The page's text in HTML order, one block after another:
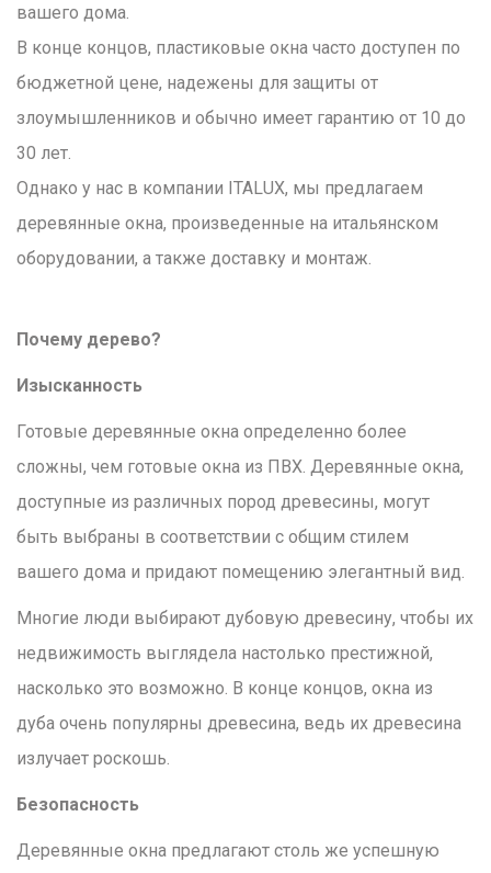
вашего дома.
В конце концов, пластиковые окна часто доступен по
бюджетной цене, надежены для защиты от
злоумышленников и обычно имеет гарантию от 10 до
30 лет.
Однако у нас в компании ITALUX, мы предлагаем
деревянные окна, произведенные на итальянском
оборудовании, а также доставку и монтаж.
Почему дерево?
Изысканность
Готовые деревянные окна определенно более
сложны, чем готовые окна из ПВХ. Деревянные окна,
доступные из различных пород древесины, могут
быть выбраны в соответствии с общим стилем
вашего дома и придают помещению элегантный вид.
Многие люди выбирают дубовую древесину, чтобы их
недвижимость выглядела настолько престижной,
насколько это возможно. В конце концов, окна из
дуба очень популярны древесина, ведь их древесина
излучает роскошь.
Безопасность
Деревянные окна предлагают столь же успешную